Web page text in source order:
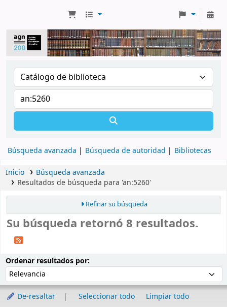
Búsqueda avanzada Búsqueda de autoridad Bibliotecas
Inicio
Búsqueda avanzada
Resultados de búsqueda para 'an:5260'
Refinar su búsqueda
Su búsqueda retornó 8 resultados.
Ordenar resultados por:
De-resaltar Seleccionar todo
Limpiar todo